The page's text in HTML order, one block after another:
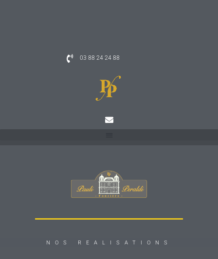
03 88 24 24 88
NOS REALISATIONS